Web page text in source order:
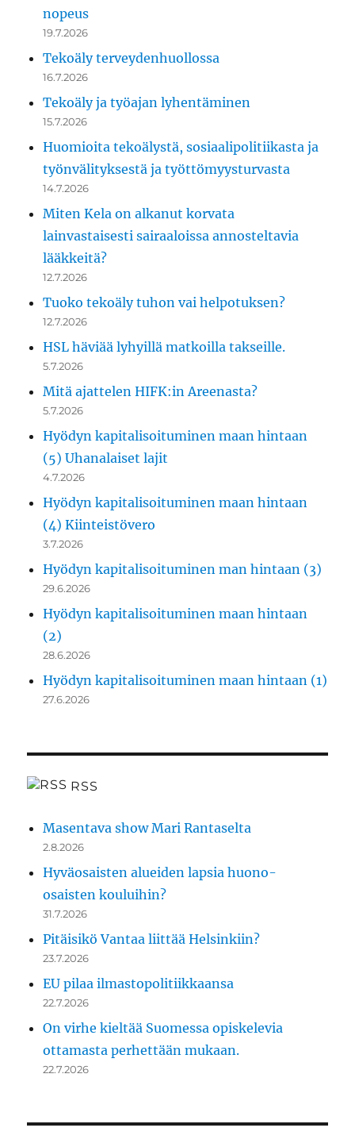
nopeus
19.7.2026
Tekoäly terveydenhuollossa
16.7.2026
Tekoäly ja työajan lyhentäminen
15.7.2026
Huomioita tekoälystä, sosiaalipolitiikasta ja
työnvälityksestä ja työttömyysturvasta
14.7.2026
Miten Kela on alkanut korvata
lainvastaisesti sairaaloissa annosteltavia
lääkkeitä?
12.7.2026
Tuoko tekoäly tuhon vai helpotuksen?
12.7.2026
HSL häviää lyhyillä matkoilla takseille.
5.7.2026
Mitä ajattelen HIFK:in Areenasta?
5.7.2026
Hyödyn kapitalisoituminen maan hintaan
(5) Uhanalaiset lajit
4.7.2026
Hyödyn kapitalisoituminen maan hintaan
(4) Kiinteistövero
3.7.2026
Hyödyn kapitalisoituminen man hintaan (3)
29.6.2026
Hyödyn kapitalisoituminen maan hintaan
(2)
28.6.2026
Hyödyn kapitalisoituminen maan hintaan (1)
27.6.2026
RSS
Masentava show Mari Rantaselta
2.8.2026
Hyväosaisten alueiden lapsia huono-
osaisten kouluihin?
31.7.2026
Pitäisikö Vantaa liittää Helsinkiin?
23.7.2026
EU pilaa ilmastopolitiikkaansa
22.7.2026
On virhe kieltää Suomessa opiskelevia
ottamasta perhettään mukaan.
22.7.2026